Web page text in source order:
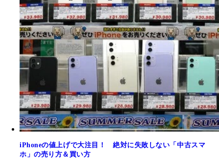
iPhoneの値上げで大注目！ 絶対に失敗しない「中古スマ
ホ」の売り方＆買い方